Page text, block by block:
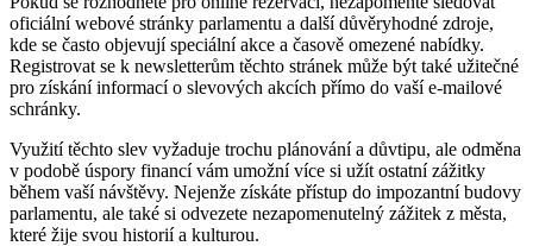
oficiální webové stránky parlamentu a další důvěryhodné zdroje,
kde se často objevují speciální akce a časově omezené nabídky.
Registrovat se k newsletterům těchto stránek může být také užitečné
pro získání informací o slevových akcích přímo do vaší e-mailové
schránky.
Využití těchto slev vyžaduje trochu plánování a důvtipu, ale odměna
v podobě úspory financí vám umožní více si užít ostatní zážitky
během vaší návštěvy. Nejenže získáte přístup do impozantní budovy
parlamentu, ale také si odvezete nezapomenutelný zážitek z města,
které žije svou historií a kulturou.